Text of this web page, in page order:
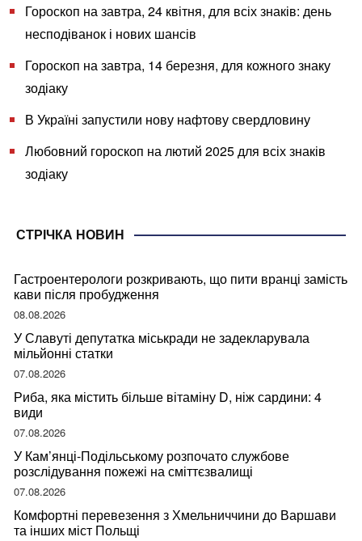
Гороскоп на завтра, 24 квітня, для всіх знаків: день
несподіванок і нових шансів
Гороскоп на завтра, 14 березня, для кожного знаку
зодіаку
В Україні запустили нову нафтову свердловину
Любовний гороскоп на лютий 2025 для всіх знаків
зодіаку
СТРІЧКА НОВИН
Гастроентерологи розкривають, що пити вранці замість
кави після пробудження
08.08.2026
У Славуті депутатка міськради не задекларувала
мільйонні статки
07.08.2026
Риба, яка містить більше вітаміну D, ніж сардини: 4
види
07.08.2026
У Кам’янці-Подільському розпочато службове
розслідування пожежі на сміттєзвалищі
07.08.2026
Комфортні перевезення з Хмельниччини до Варшави
та інших міст Польщі